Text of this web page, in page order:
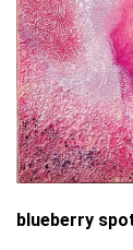
blueberry